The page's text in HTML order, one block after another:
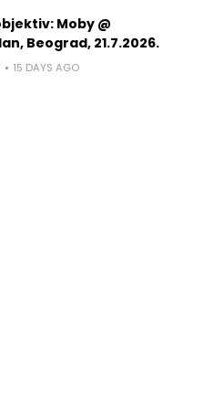
Moby @
Beograd, 21.7.2026.
15 DAYS AGO